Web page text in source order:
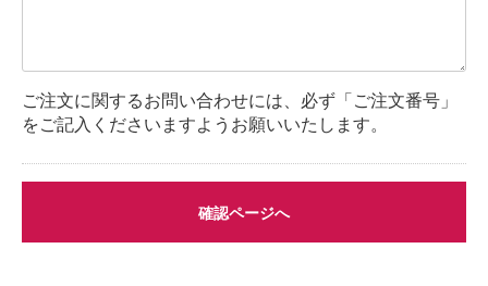
ご注文に関するお問い合わせには、必ず「ご注文番号」
をご記入くださいますようお願いいたします。
確認ページへ